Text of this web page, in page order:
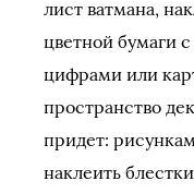
лист ватмана,
цветной бумаги
цифрами или
пространство
придет:
наклеить